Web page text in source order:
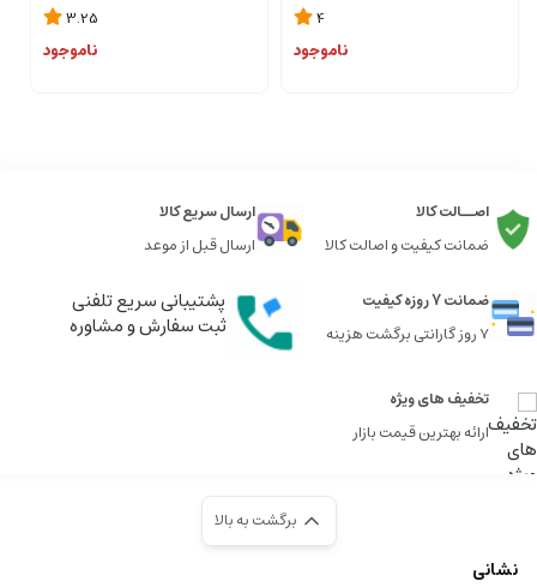
4
ناموجود
3.25
ناموجود
اصــالت کالا
ضمانت کیفیت و اصالت کالا
ارسال سریع کالا
ارسال قبل از موعد
ضمانت 7 روزه کیفیت
7 روز گارانتی برگشت هزینه
پشتیبانی سریع تلفنی
ثبت سفارش و مشاوره
تخفیف های ویژه
ارائه بهترین قیمت بازار
برگشت به بالا
نشانی